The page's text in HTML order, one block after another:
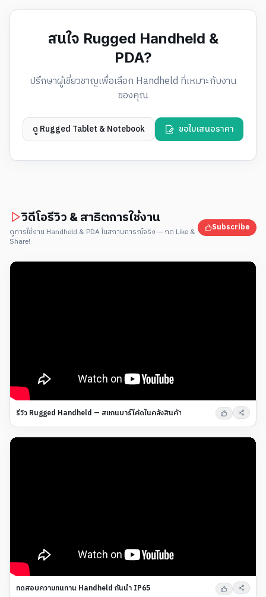
สนใจ Rugged Handheld &
PDA?
ปรึกษาผู้เชี่ยวชาญเพื่อเลือก Handheld ที่เหมาะกับงาน
ของคุณ
ดู Rugged Tablet & Notebook ขอใบเสนอราคา
วิดีโอรีวิว & สาธิตการใช้งาน
ดูการใช้งาน Handheld & PDA ในสถานการณ์จริง — กด Like &
Share!
Subscribe
รีวิว Rugged Handheld — สแกนบาร์โค้ดในคลังสินค้า
ทดสอบความทนทาน Handheld กันน้ำ IP65